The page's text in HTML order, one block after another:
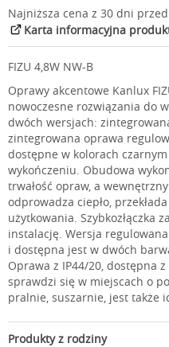
Najniższa cena z 30 dni
Karta informacyjna
FIZU 4,8W NW-B
Oprawy akcentowe Kanlux
nowoczesne rozwiązania do
dwóch wersjach:
zintegrowana oprawa
dostępne w kolorach
wykończeniu. Obudowa
trwałość opraw, a
odprowadza ciepło,
użytkowania. Szybkozłączka
instalację. Wersja
i dostępna jest w dwóch
Oprawa z IP44/20, dostępna
sprawdzi się w miejscach o
pralnie, suszarnie, jest także
Produkty z rodziny